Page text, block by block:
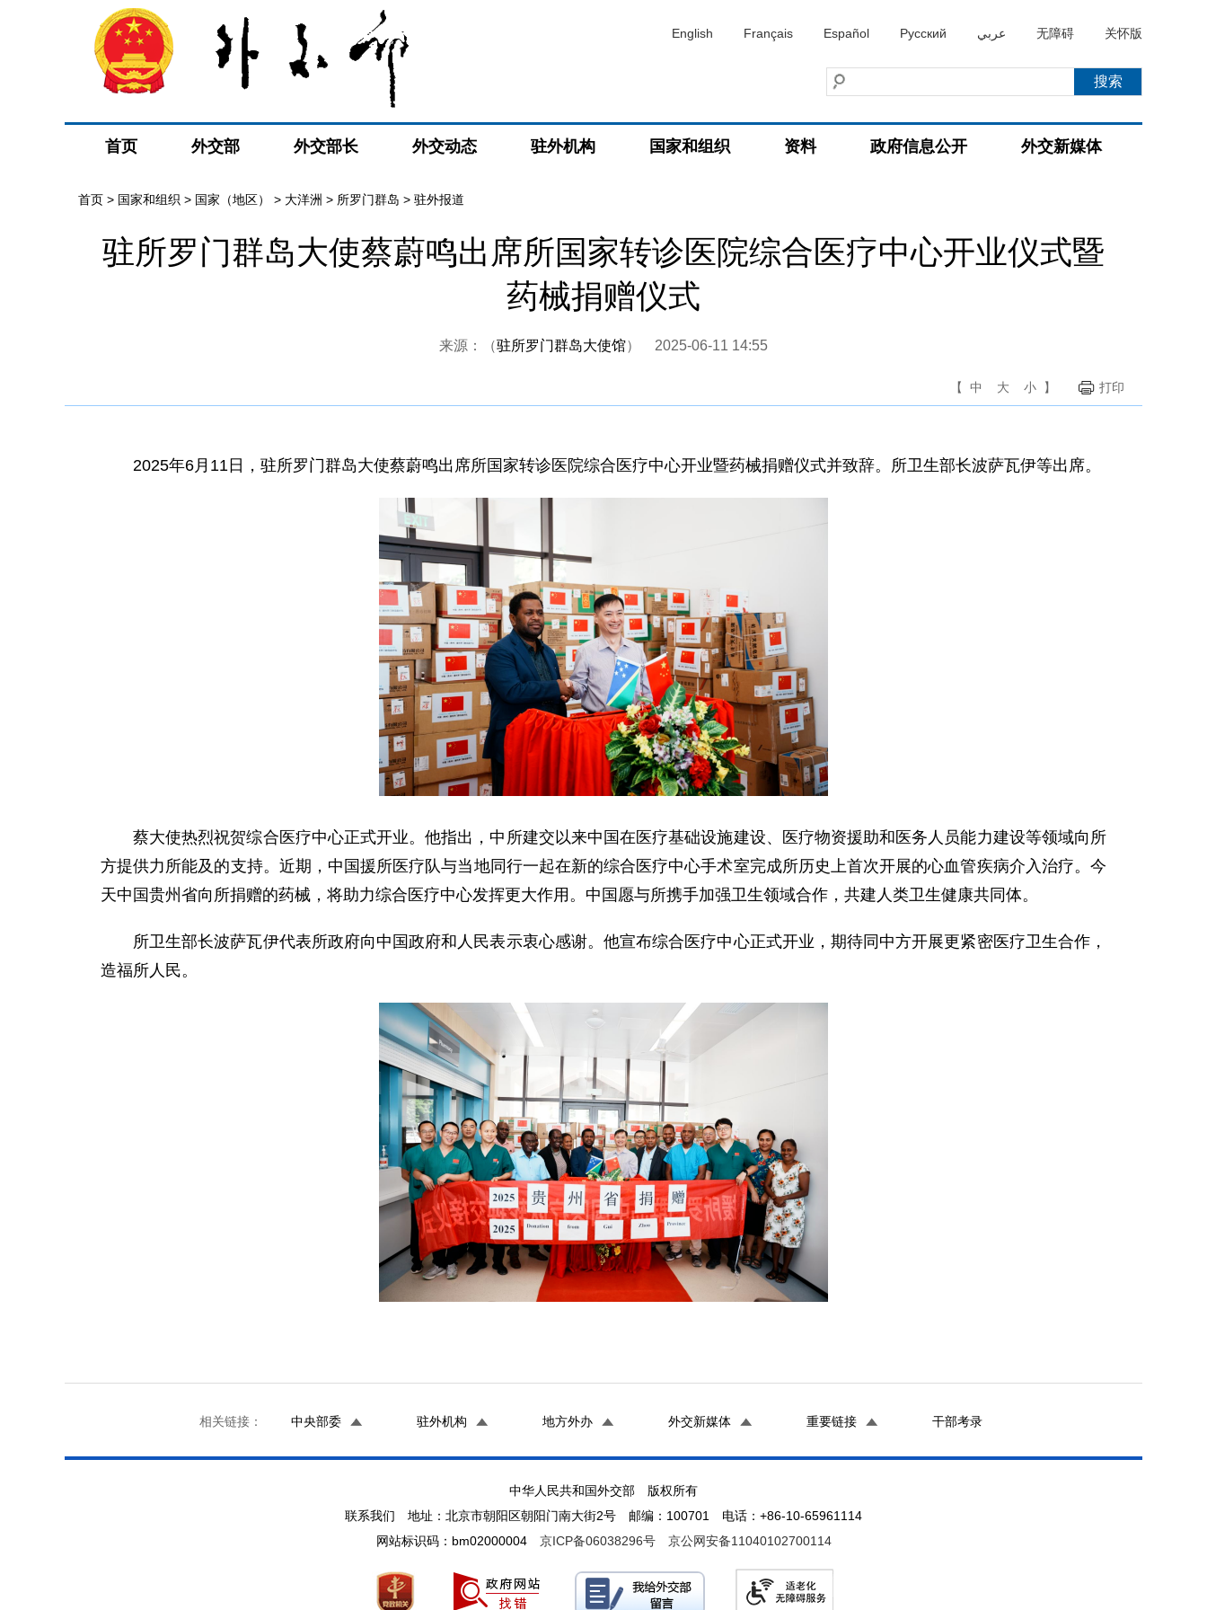
English Français Español Русский عربي 无障碍 关怀版
首页 外交部 外交部长 外交动态 驻外机构 国家和组织 资料 政府信息公开 外交新媒体
首页 > 国家和组织 > 国家（地区） > 大洋洲 > 所罗门群岛 > 驻外报道
驻所罗门群岛大使蔡蔚鸣出席所国家转诊医院综合医疗中心开业仪式暨
药械捐赠仪式
来源：（驻所罗门群岛大使馆） 2025-06-11 14:55
【 中 大 小 】 打印
2025年6月11日，驻所罗门群岛大使蔡蔚鸣出席所国家转诊医院综合医疗中心开业暨药械捐赠仪式并致辞。所卫生部长波萨瓦伊等出席。
蔡大使热烈祝贺综合医疗中心正式开业。他指出，中所建交以来中国在医疗基础设施建设、医疗物资援助和医务人员能力建设等领域向所
方提供力所能及的支持。近期，中国援所医疗队与当地同行一起在新的综合医疗中心手术室完成所历史上首次开展的心血管疾病介入治疗。今
天中国贵州省向所捐赠的药械，将助力综合医疗中心发挥更大作用。中国愿与所携手加强卫生领域合作，共建人类卫生健康共同体。
所卫生部长波萨瓦伊代表所政府向中国政府和人民表示衷心感谢。他宣布综合医疗中心正式开业，期待同中方开展更紧密医疗卫生合作，
造福所人民。
相关链接： 中央部委 驻外机构 地方外办 外交新媒体 重要链接 干部考录
中华人民共和国外交部 版权所有
联系我们 地址：北京市朝阳区朝阳门南大街2号 邮编：100701 电话：+86-10-65961114
网站标识码：bm02000004 京ICP备06038296号 京公网安备11040102700114